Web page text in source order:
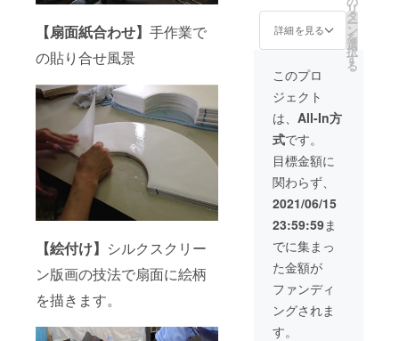
【扇面紙合わせ】 手作業で
の貼り合せ風景
【絵付け】 シルクスクリー
ン版画の技法で扇面に絵柄
を描きます。
のある
りの桐
箱にお
てお届
け致し
ます。
※画像は
仕上が
りイ
メージ
となり
ます。
ご使用
のデバ
イスに
より実
際の商
品と色
合いな
どが多
少違っ
もござ
事ご了
承下さ
箱タイ
箱へお
入れし
け致し
ます。
※画像は
仕上が
メージ
となり
ます。
ご使用
のデバ
イスに
より実
際の商
品と色
合いな
どが多
少違っ
て見え
に慎ま
しく椿
扇子で
裏面：
漆喰塗
り白無
地（抗
菌作
用） ●
扇子
袋：ち
無地 (ピ
ン
ク)
●納品形
態：扇
子と扇
子袋を
工共日
本 ●扇
骨：竹
（唐木
染） ●
広げた
長さ：
約４０
ｃｍ／
閉じた
長さ・
約２２
ｃｍ
●扇面
柄：落
着いた
紺地の
背景に
縁起柄
の「瓢
常価格
14080
円（定
価
12000
円+送料
800円
+消費
税）
【親骨
黒塗婦
人扇
子・４
５間／
裏面漆
喰塗り
／布張
り高級
桐箱袋
セット
】※素材
及び加
詳細を見る
リ
タ
ー
ン
を
選
択
す
る
このプロ
ジェクト
は、 All-In方
式です。
目標金額に
関わらず、
2021/06/15
23:59:59ま
でに集まっ
た金額が
ファンディ
ングされま
す。